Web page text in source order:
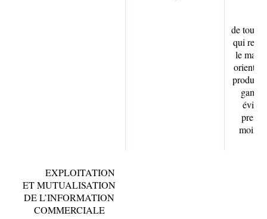
de tous
qui
le
orienter
produits
éviter
moins
EXPLOITATION
ET MUTUALISATION
DE L’INFORMATION
COMMERCIALE